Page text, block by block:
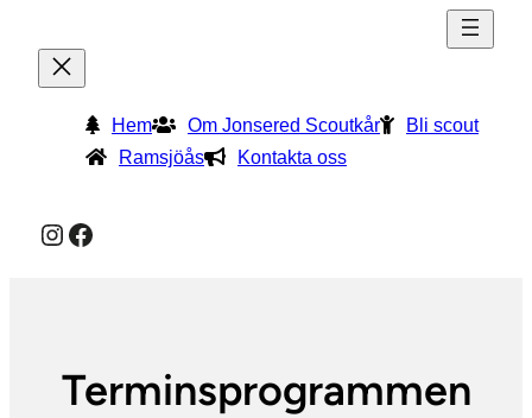
Hem Om Jonsered Scoutkår
Bli scout
Ramsjöås
Kontakta oss
Instagram
Facebook
Terminsprogrammen